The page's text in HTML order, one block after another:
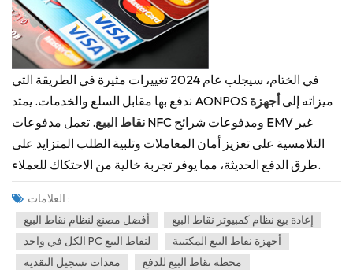
في الختام، سيجلب عام 2024 تغييرات مثيرة في الطريقة التي
ندفع بها مقابل السلع والخدمات. يمتد AONPOS ميزاته إلىأجهزة
نقاط البيع. تعمل مدفوعات NFC ومدفوعات شرائح EMV غير
التلامسية على تعزيز أمان المعاملات وتلبية الطلب المتزايد على
طرق الدفع الحديثة، مما يوفر تجربة خالية من الاحتكاك للعملاء.
العلامات :
أفضل مصنع لنظام نقاط البيع
إعادة بيع نظام كمبيوتر نقاط البيع
الكل في واحد PC لنقاط البيع
أجهزة نقاط البيع المكتبية
معدات تسجيل النقدية
محطة نقاط البيع للدفع